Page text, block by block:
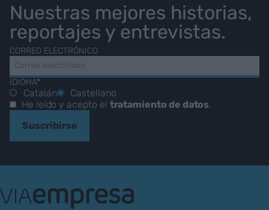
Nuestras mejores historias,
reportajes y entrevistas.
CORREO ELECTRÓNICO
IDIOMA*
Catalán
Castellano
He leído y acepto el tratamiento de datos
Suscribirse